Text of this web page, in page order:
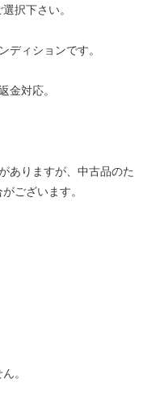
択下さい。
ディションです。
金対応。
ありますが、中古品のた
ございます。
。